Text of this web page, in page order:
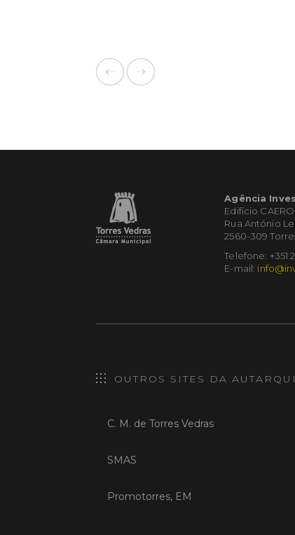
Agência
Edifício CAERO
Rua António
2560-309
Telefone: +351
E-mail:
OUTROS SITES DA
C. M. de Torres Vedras
SMAS
Promotorres, EM